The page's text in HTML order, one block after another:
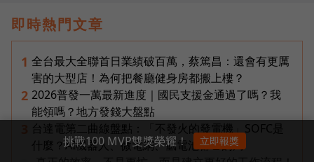
即時熱門文章
1 全台最大全聯首日業績破百萬，蔡篤昌：還會有更厲
害的大型店！為何把餐廳健身房都搬上樓？
2 2026普發一萬最新進度｜國民支援金通過了嗎？我
能領嗎？地方發錢大盤點
台達電第二曲線盤點：「不發火的發電機」SOFC是
什麼？AI機器人、微電網、氫電池都它的局
挑戰100 MVP雙獎榮耀！ 立即報獎